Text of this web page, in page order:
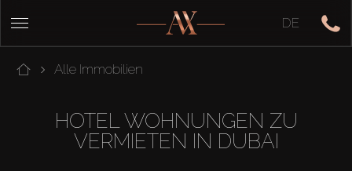
DE
Alle Immobilien
HOTEL WOHNUNGEN ZU
VERMIETEN IN DUBAI